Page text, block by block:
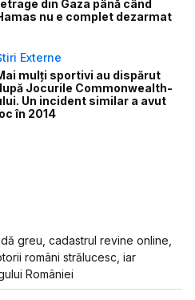
din Gaza până când
nu e complet dezarmat
Externe
mulți sportivi au dispărut
Jocurile Commonwealth-
Un incident similar a avut
în 2014
greu, cadastrul revine online,
români strălucesc, iar
României